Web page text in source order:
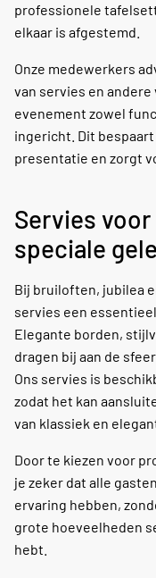
professionele
elkaar is afgestemd.
Onze medewerkers
van servies en
evenement zowel
ingericht. Dit
presentatie en zorgt
Servies
speciale
Bij bruiloften, jubilea
servies een
Elegante borden,
dragen bij aan de
Ons servies is
zodat het kan
van klassiek en
Door te kiezen voor
je zeker dat alle
ervaring hebben,
grote hoeveelheden
hebt.